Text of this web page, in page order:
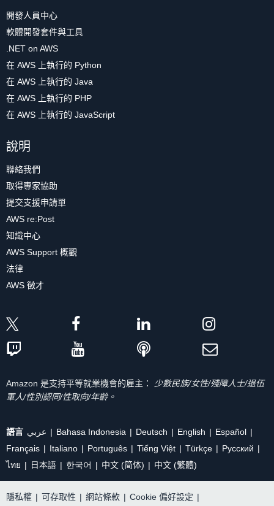
開發人員中心
軟體開發套件與工具
.NET on AWS
在 AWS 上執行的 Python
在 AWS 上執行的 Java
在 AWS 上執行的 PHP
在 AWS 上執行的 JavaScript
說明
聯絡我們
取得專家協助
提交支援申請單
AWS re:Post
知識中心
AWS Support 概觀
法律
AWS 徵才
Amazon 是支持平等就業機會的雇主：
少數民族/女性/殘障人士/退伍
軍人/性別認同/性取向/年齡。
語言 عربي Bahasa Indonesia Deutsch English
Español
Français
Italiano Português Tiếng Việt Türkçe
Ρусский
ไทย
日本語 한국어 中文 (简体) 中文 (繁體)
隱私權 | 可存取性 | 網站條款 | Cookie 偏好設定 |